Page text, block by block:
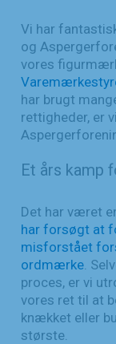
Vi har
og
vores
har brugt
rettigheder, er
Et års kamp
Det har været
har forsøgt at
misforstået
ordmærke .
proces, er vi
vores ret til at
knækket eller
største.